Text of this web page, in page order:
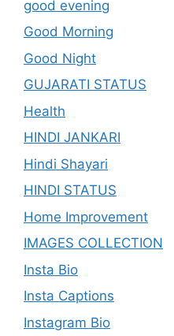
good evening
Good Morning
Good Night
GUJARATI STATUS
Health
HINDI JANKARI
Hindi Shayari
HINDI STATUS
Home Improvement
IMAGES COLLECTION
Insta Bio
Insta Captions
Instagram Bio